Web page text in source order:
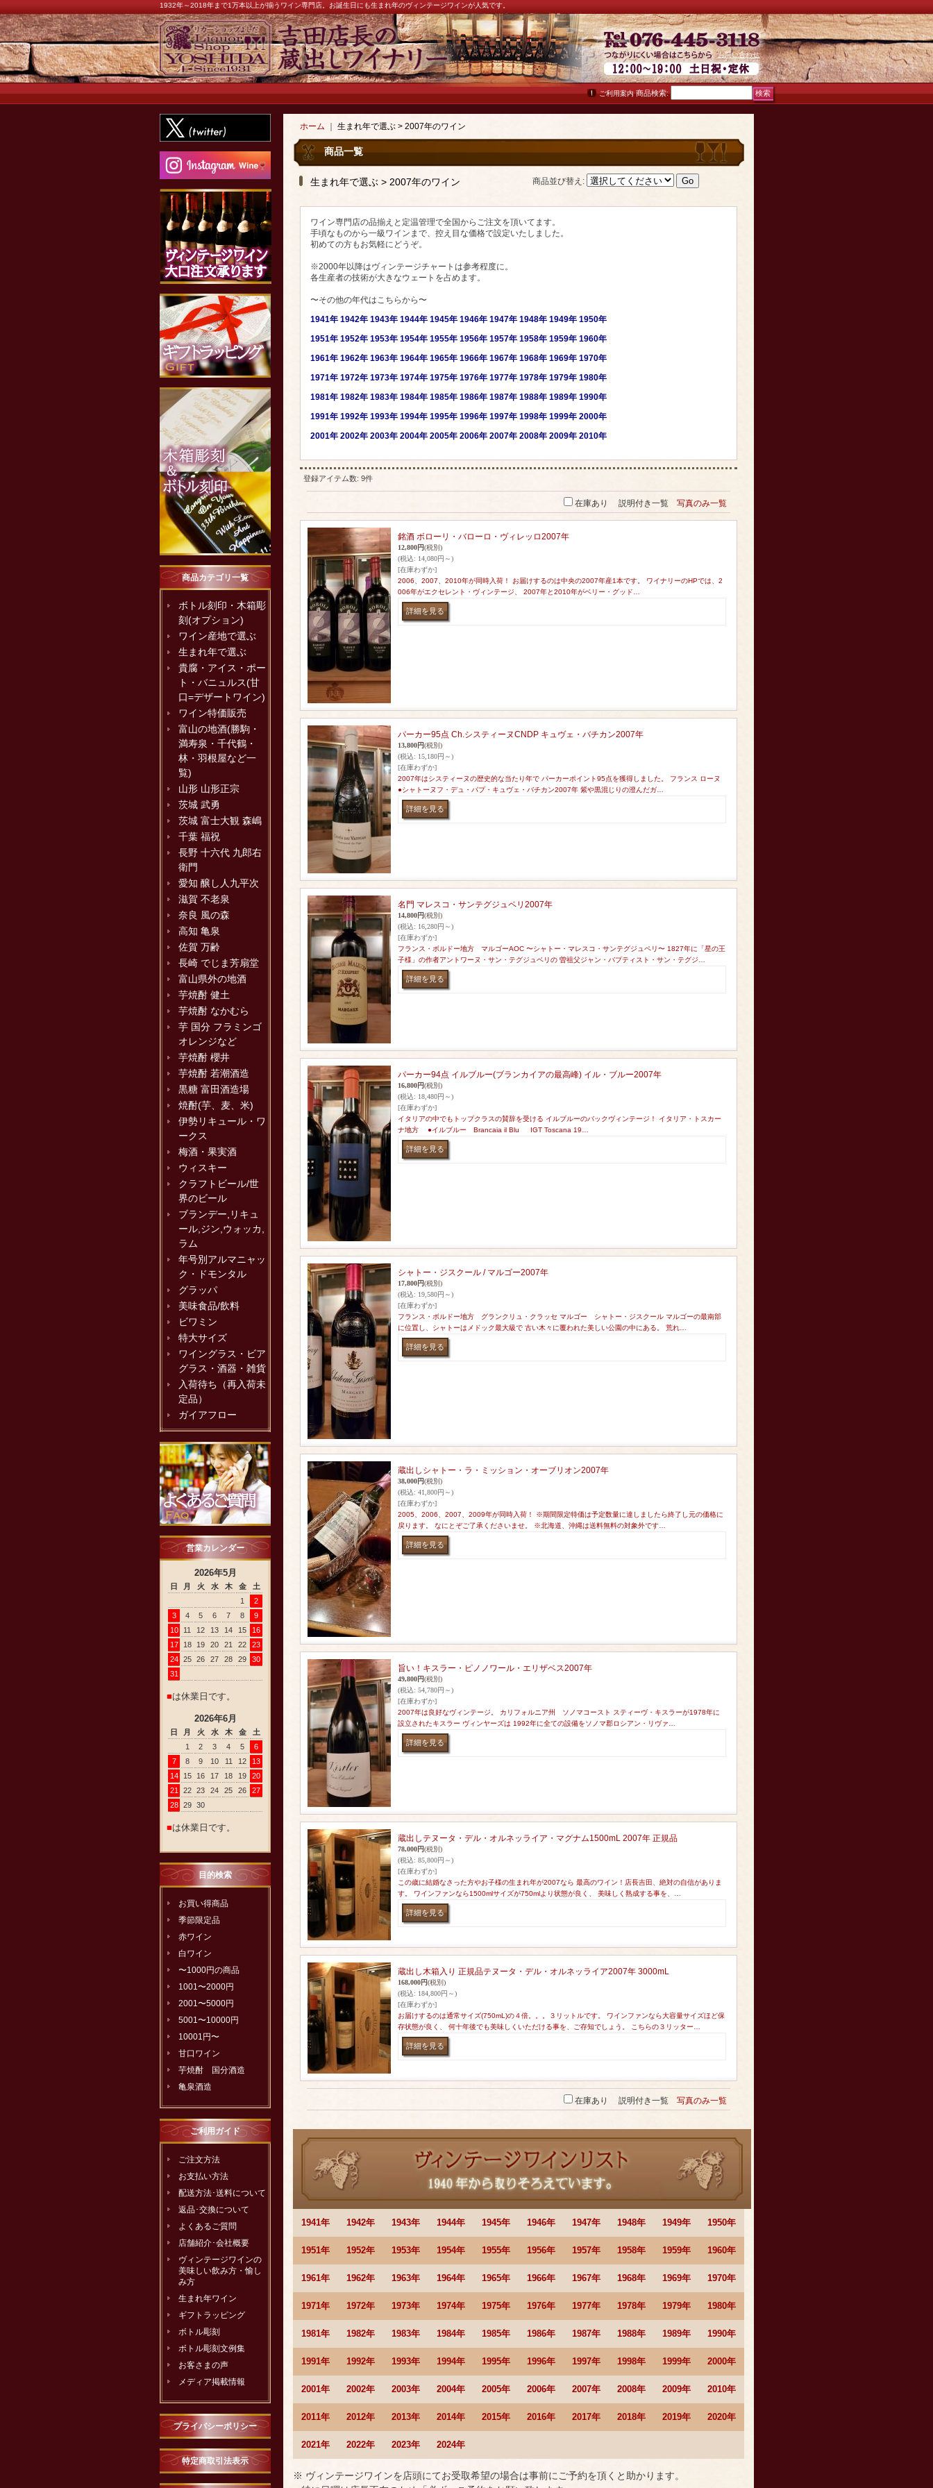
1932年～2018年まで1万本以上が揃うワイン専門店。お誕生日にも生まれ年のヴィンテージワインが人気です。
ご利用案内
お問い合わせ
商品検索:
商品カテゴリ一覧
ボトル刻印・木箱彫
刻(オプション)
ワイン産地で選ぶ
生まれ年で選ぶ
貴腐・アイス・ポー
ト・バニュルス(甘
口=デザートワイン)
ワイン特価販売
富山の地酒(勝駒・
満寿泉・千代鶴・
林・羽根屋など一
覧)
山形 山形正宗
茨城 武勇
茨城 富士大観 森嶋
千葉 福祝
長野 十六代 九郎右
衛門
愛知 醸し人九平次
滋賀 不老泉
奈良 風の森
高知 亀泉
佐賀 万齢
長崎 でじま芳扇堂
富山県外の地酒
芋焼酎 健土
芋焼酎 なかむら
芋 国分 フラミンゴ
オレンジなど
芋焼酎 櫻井
芋焼酎 若潮酒造
黒糖 富田酒造場
焼酎(芋、麦、米)
伊勢リキュール・ワ
ークス
梅酒・果実酒
ウィスキー
クラフトビール/世
界のビール
ブランデー,リキュ
ール,ジン,ウォッカ,
ラム
年号別アルマニャッ
ク・ドモンタル
グラッパ
美味食品/飲料
ビワミン
特大サイズ
ワイングラス・ビア
グラス・酒器・雑貨
入荷待ち（再入荷未
定品）
ガイアフロー
営業カレンダー
2026年5月
日 月 火 水 木 金
土
1
2
3
4 5 6 7 8
9
10
11 12 13 14 15
16
17
18 19 20 21 22
23
24
25 26 27 28 29
30
31
■は休業日です。
2026年6月
日 月 火 水 木 金
土
1
2 3 4 5
6
7
8 9 10 11 12
13
14
15 16 17 18 19
20
21
22 23 24 25 26
27
28
29 30
■は休業日です。
目的検索
お買い得商品
季節限定品
赤ワイン
白ワイン
〜1000円の商品
1001〜2000円
2001〜5000円
5001〜10000円
10001円〜
甘口ワイン
芋焼酎 国分酒造
亀泉酒造
ご利用ガイド
ご注文方法
お支払い方法
配送方法･送料について
返品･交換について
よくあるご質問
店舗紹介･会社概要
ヴィンテージワインの
美味しい飲み方・愉し
み方
生まれ年ワイン
ギフトラッピング
ボトル彫刻
ボトル彫刻文例集
お客さまの声
メディア掲載情報
プライバシーポリシー
特定商取引法表示
ホーム 生まれ年で選ぶ > 2007年のワイン
商品一覧
生まれ年で選ぶ > 2007年のワイン 商品並び替え :
ワイン専門店の品揃えと定温管理で全国からご注文を頂いてます。
手頃なものから一級ワインまで、控え目な価格で設定いたしました。
初めての方もお気軽にどうぞ。
※2000年以降はヴィンテージチャートは参考程度に。
各生産者の技術が大きなウェートを占めます。
〜その他の年代はこちらから〜
1941年 1942年 1943年 1944年 1945年 1946年 1947年 1948年 1949年 1950年
1951年 1952年 1953年 1954年 1955年 1956年 1957年 1958年 1959年 1960年
1961年 1962年 1963年 1964年 1965年 1966年 1967年 1968年 1969年 1970年
1971年 1972年 1973年 1974年 1975年 1976年 1977年 1978年 1979年 1980年
1981年 1982年 1983年 1984年 1985年 1986年 1987年 1988年 1989年 1990年
1991年 1992年 1993年 1994年 1995年 1996年 1997年 1998年 1999年 2000年
2001年 2002年 2003年 2004年 2005年 2006年 2007年 2008年 2009年 2010年
登録アイテム数: 9件
在庫あり 説明付き一覧 写真のみ一覧
銘酒 ボローリ・バローロ・ヴィレッロ2007年
12,800円(税別)
(税込: 14,080円～)
[在庫わずか]
2006、2007、2010年が同時入荷！ お届けするのは中央の2007年産1本です。 ワイナリーのHPでは、2
006年がエクセレント・ヴィンテージ、 2007年と2010年がベリー・グッド…
パーカー95点 Ch.システィーヌCNDP キュヴェ・バチカン2007年
13,800円(税別)
(税込: 15,180円～)
[在庫わずか]
2007年はシスティーヌの歴史的な当たり年で パーカーポイント95点を獲得しました。 フランス ローヌ
●シャトーヌフ・デュ・パプ・キュヴェ・バチカン2007年 紫や黒混じりの澄んだガ…
名門 マレスコ・サンテグジュペリ2007年
14,800円(税別)
(税込: 16,280円～)
[在庫わずか]
フランス・ボルドー地方 マルゴーAOC 〜シャトー・マレスコ・サンテグジュペリ〜 1827年に「星の王
子様」の作者アントワーヌ・サン・テグジュベリの 曽祖父ジャン・バプティスト・サン・テグジ…
パーカー94点 イルブルー(ブランカイアの最高峰) イル・ブルー2007年
16,800円(税別)
(税込: 18,480円～)
[在庫わずか]
イタリアの中でもトップクラスの賛辞を受ける イルブルーのバックヴィンテージ！ イタリア・トスカー
ナ地方 ●イルブルー Brancaia il Blu IGT Toscana 19…
シャトー・ジスクール / マルゴー2007年
17,800円(税別)
(税込: 19,580円～)
[在庫わずか]
フランス・ボルドー地方 グランクリュ・クラッセ マルゴー シャトー・ジスクール マルゴーの最南部
に位置し、シャトーはメドック最大級で 古い木々に覆われた美しい公園の中にある。 荒れ…
蔵出しシャトー・ラ・ミッション・オーブリオン2007年
38,000円(税別)
(税込: 41,800円～)
[在庫わずか]
2005、2006、2007、2009年が同時入荷！ ※期間限定特価は予定数量に達しましたら終了し元の価格に
戻ります。 なにとぞご了承くださいませ。 ※北海道、沖縄は送料無料の対象外です…
旨い！キスラー・ピノノワール・エリザベス2007年
49,800円(税別)
(税込: 54,780円～)
[在庫わずか]
2007年は良好なヴィンテージ。 カリフォルニア州 ソノマコースト スティーヴ・キスラーが1978年に
設立されたキスラー ヴィンヤーズは 1992年に全ての設備をソノマ郡ロシアン・リヴァ…
蔵出しテヌータ・デル・オルネッライア・マグナム1500mL 2007年 正規品
78,000円(税別)
(税込: 85,800円～)
[在庫わずか]
この歳に結婚なさった方やお子様の生まれ年が2007なら 最高のワイン！店長吉田、絶対の自信がありま
す。 ワインファンなら1500mlサイズが750mlより状態が良く、 美味しく熟成する事を、…
蔵出し木箱入り 正規品テヌータ・デル・オルネッライア2007年 3000mL
168,000円(税別)
(税込: 184,800円～)
[在庫わずか]
お届けするのは通常サイズ(750mL)の４倍。。。３リットルです。 ワインファンなら大容量サイズほど保
存状態が良く、 何十年後でも美味しくいただける事を、ご存知でしょう。 こちらの３リッター…
在庫あり 説明付き一覧 写真のみ一覧
1941年 1942年 1943年 1944年 1945年 1946年 1947年 1948年 1949年 1950年
1951年 1952年 1953年 1954年 1955年 1956年 1957年 1958年 1959年 1960年
1961年 1962年 1963年 1964年 1965年 1966年 1967年 1968年 1969年 1970年
1971年 1972年 1973年 1974年 1975年 1976年 1977年 1978年 1979年 1980年
1981年 1982年 1983年 1984年 1985年 1986年 1987年 1988年 1989年 1990年
1991年 1992年 1993年 1994年 1995年 1996年 1997年 1998年 1999年 2000年
2001年 2002年 2003年 2004年 2005年 2006年 2007年 2008年 2009年 2010年
2011年 2012年 2013年 2014年 2015年 2016年 2017年 2018年 2019年 2020年
2021年 2022年 2023年 2024年
※ ヴィンテージワインを店頭にてお受取希望の場合は事前にご予約を頂くと助かります。